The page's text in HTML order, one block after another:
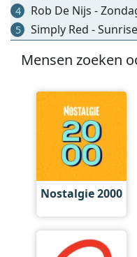
4 Rob De Nijs -
5 Simply Red - Sunrise
Mensen zoeken
Nostalgie 2000